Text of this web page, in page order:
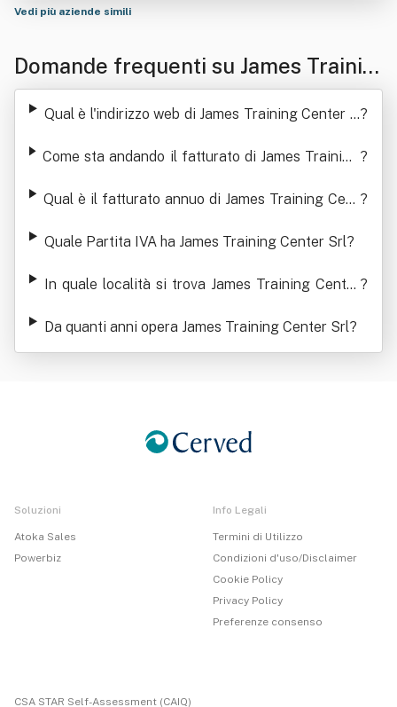
Vedi più aziende simili
Domande frequenti su James Trainin
g Center Srl
Qual è l'indirizzo web di James Training Center S?
Come sta andando il fatturato di James Training ?
Qual è il fatturato annuo di James Training Cent ?
Quale Partita IVA ha James Training Center Srl?
In quale località si trova James Training Center ?
Da quanti anni opera James Training Center Srl?
Soluzioni
Atoka Sales
Powerbiz
Info Legali
Termini di Utilizzo
Condizioni d'uso/Disclaimer
Cookie Policy
Privacy Policy
Preferenze consenso
CSA STAR Self-Assessment (CAIQ)